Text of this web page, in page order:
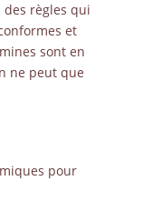
règles qui
et
sont en
ne peut que
pour